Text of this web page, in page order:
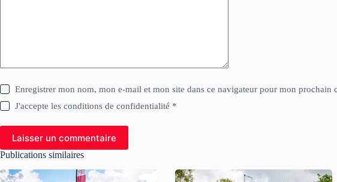
Enregistrer mon nom, mon e-mail et mon site dans ce navigateur pour mon prochain
J'accepte les conditions de confidentialité *
Laisser un commentaire
Publications similaires